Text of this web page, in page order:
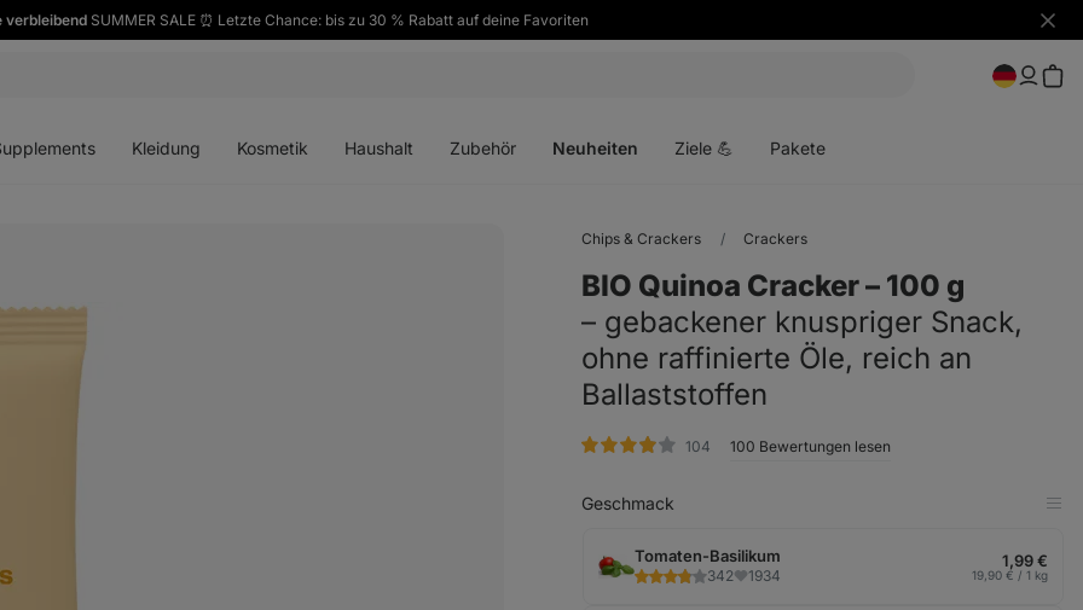
verbleibendSUMMER SALE ⏰ Letzte Chance: bis zu 30 % Rabatt auf deine Favoriten
Kleidung Kosmetik Haushalt Zubehör Neuheiten Ziele 💪 Pakete
Chips & Crackers Crackers
BIO Quinoa Cracker ⁠–⁠ 100 g
⁠–⁠ gebackener knuspriger Snack,
ohne raffinierte Öle, reich an
Ballaststoffen
104 Bewertungen
100 Bewertungen lesen
Geschmack
in
Tomaten-Basilikum
342 1934
1,99 €
19,90 € / 1 kg